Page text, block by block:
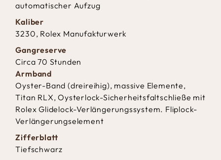
automatischer Aufzug
Kaliber
3230, Rolex Manufakturwerk
Gangreserve
Circa 70 Stunden
Armband
Oyster-Band (dreireihig), massive Elemente,
Titan RLX, Oysterlock-Sicherheitsfaltschließe mit
Rolex Glidelock-Verlängerungssystem. Fliplock-
Verlängerungselement
Zifferblatt
Tiefschwarz